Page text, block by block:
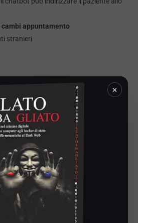
×
appuntamento
stranieri
per il tuo